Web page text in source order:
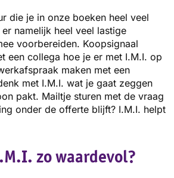
die je in onze boeken heel veel
namelijk heel veel lastige
voorbereiden. Koopsignaal
een collega hoe je er met I.M.I. op
maken met een
met I.M.I. wat je gaat zeggen
pakt. Mailtje sturen met de vraag
onder de offerte blijft? I.M.I. helpt
zo waardevol?